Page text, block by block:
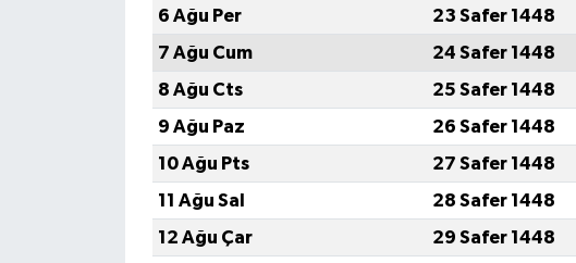
6 Ağu Per
23 Safer 1448
7 Ağu Cum
24 Safer 1448
8 Ağu Cts
25 Safer 1448
9 Ağu Paz
26 Safer 1448
10 Ağu Pts
27 Safer 1448
11 Ağu Sal
28 Safer 1448
12 Ağu Çar
29 Safer 1448